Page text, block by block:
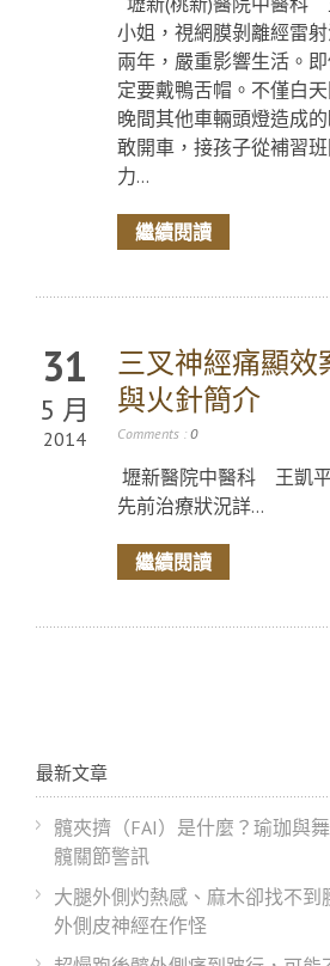
小姐，視網膜剝離經雷
兩年，嚴重影響生活。
定要戴鴨舌帽。不僅白
晚間其他車輛頭燈造成
敢開車，接孩子從補習
力...
繼續閱讀
31
5 月
2014
三叉神經痛顯效
與火針簡介
Comments : 0
壢新醫院中醫科 王
先前治療狀況詳...
繼續閱讀
最新文章
髖夾擠（FAI）是什麼？瑜珈與
髖關節警訊
大腿外側灼熱感、麻木卻找不到
外側皮神經在作怪